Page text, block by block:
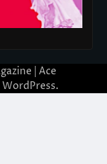
| Ace
WordPress.